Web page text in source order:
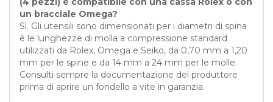
un bracciale Omega?
Sì. Gli utensili sono dimensionati per i diametri di spina
è le lunghezze di molla a compressione standard
utilizzati da Rolex, Omega e Seiko, da 0,70 mm a 1,20
mm per le spine e da 14 mm a 24 mm per le molle.
Consulti sempre la documentazione del produttore
prima di aprire un fondello a vite in garanzia.